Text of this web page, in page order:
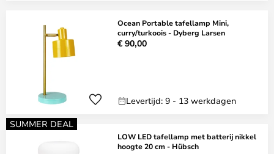
Ocean Portable tafellamp Mini,
curry/turkoois - Dyberg Larsen
€ 90,00
Levertijd: 9 - 13 werkdagen
SUMMER DEAL
LOW LED tafellamp met batterij nikkel
hoogte 20 cm - Hübsch